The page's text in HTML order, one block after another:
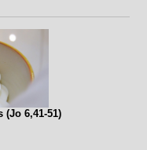
(Jo 6,41-51)